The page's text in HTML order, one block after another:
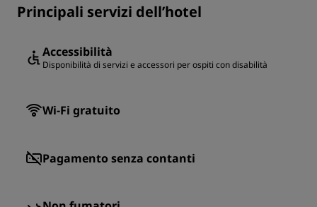
Principali servizi dell’hotel
Accessibilità
Disponibilità di servizi e accessori per ospiti con disabilità
Wi-Fi gratuito
Pagamento senza contanti